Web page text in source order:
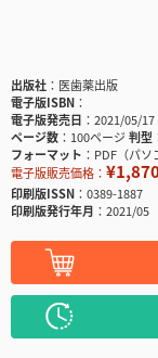
出版社
医歯薬出版
電子版ISBN
電子版発売日
2021/05/17
ページ数
100ページ判型
フォーマット
PDF（パソ
電子版販売価格：
印刷版ISSN
0389-1887
印刷版発行年月
2021/05